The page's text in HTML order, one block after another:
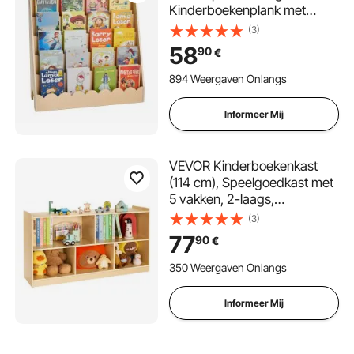
Kinderboekenplank met
Gegolfde Rand, Boekenplank
aan de Voorkant met
Dubbele Haken,
Babyboekenplank
Kleuterschool Kleuterschool
(3)
5890€
894 Weergaven Onlangs
Informeer Mij
VEVOR Kinderboekenkast
(114 cm), Speelgoedkast met
5 vakken, 2-laags,
Opbergkast voor speelgoed,
Speelgoedplank voor
slaapkamer/kinderkamer,
Vitrinekast Bruin
(3)
7790€
350 Weergaven Onlangs
Informeer Mij